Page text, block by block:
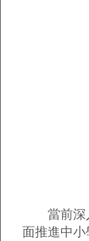
當前深入
面推進中小